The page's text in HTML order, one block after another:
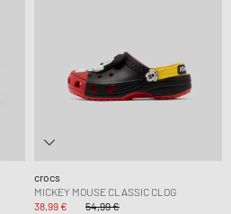
crocs
MICKEY MOUSE CLASSIC CLOG
38,99 €
54,99 €